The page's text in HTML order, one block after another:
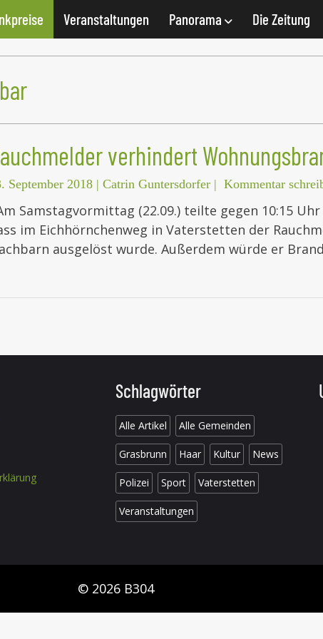
Veranstaltungen Panorama Die Zeitung
verhindert
September 2018 | Catrin Guntersdorfer | Kommentar
Samstagvormittag (22.09.) teilte gegen 10:15
im Eichhörnchenweg in Vaterstetten der
ausgelöst wurde. Außerdem würde er
Schlagwörter
Alle Artikel Alle Gemeinden
Grasbrunn Haar Kultur News
Polizei Sport Vaterstetten
Veranstaltungen
© 2026 B304